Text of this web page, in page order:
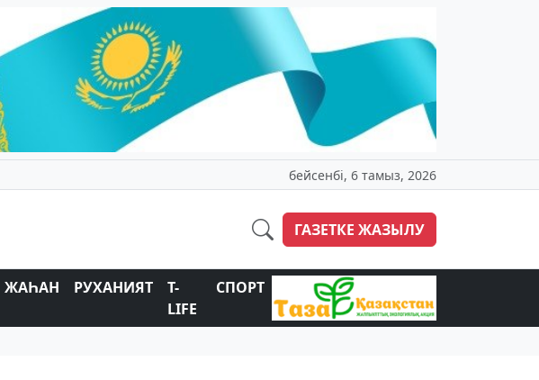
бейсенбі, 6 тамыз, 2026
ГАЗЕТКЕ ЖАЗЫЛУ
ЖАҺАН РУХАНИЯТ
T-
LIFE
СПОРТ